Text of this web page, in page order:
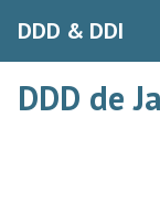
DDD & DDI
DDD de